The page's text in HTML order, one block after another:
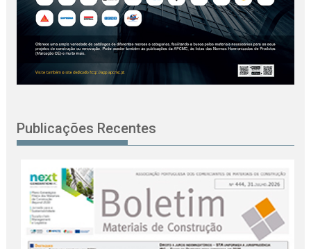
Publicações Recentes